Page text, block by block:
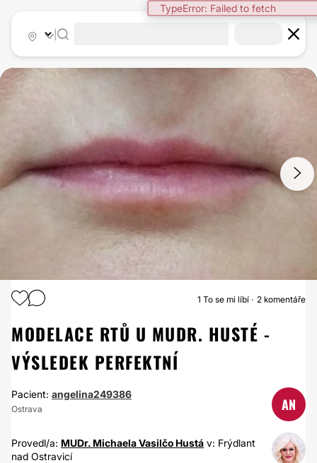
TypeError: Failed to fetch
ZVĚTŠENÍ RTŮ
1 To se mi líbí 2 komentáře
MODELACE RTŮ U MUDR. HUSTÉ -
VÝSLEDEK PERFEKTNÍ
Pacient: angelina249386
Ostrava AN
Provedl/a: MUDr. Michaela Vasilčo Hustá v: Frýdlant
nad Ostravicí